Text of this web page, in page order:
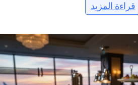
قراءة المزيد